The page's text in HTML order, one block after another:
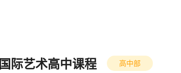
国际艺术高中课程 高中部